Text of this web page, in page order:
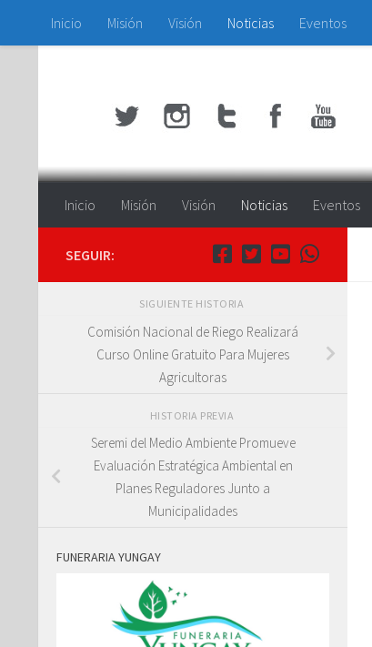
Saltar al contenido
Inicio Misión Visión Noticias Eventos
Inicio Misión Visión Noticias Eventos
SEGUIR:
SIGUIENTE HISTORIA
Comisión Nacional de Riego Realizará
Curso Online Gratuito Para Mujeres
Agricultoras
HISTORIA PREVIA
Seremi del Medio Ambiente Promueve
Evaluación Estratégica Ambiental en
Planes Reguladores Junto a
Municipalidades
FUNERARIA YUNGAY